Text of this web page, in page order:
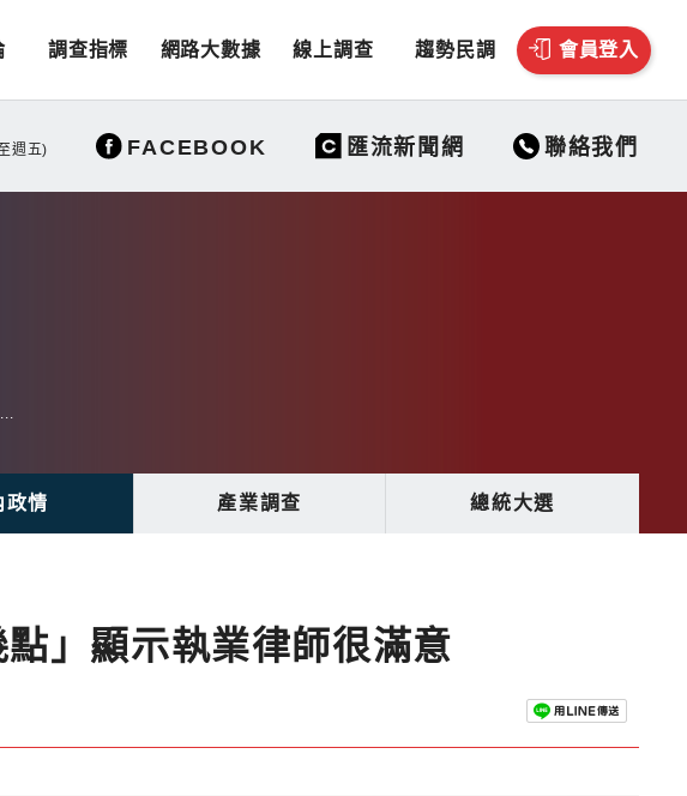
調查指標 網路大數據 線上調查 趨勢民調 會員登入
週五) FACEBOOK 匯流新聞網 聯絡我們
政情 產業調查 總統大選
」顯示執業律師很滿意